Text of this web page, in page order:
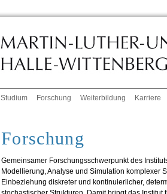
Studium Forschung Weiterbildung Karriere
Forschung
Gemeinsamer Forschungsschwerpunkt des
Modellierung, Analyse und Simulation komplexer
Einbeziehung diskreter und kontinuierlicher,